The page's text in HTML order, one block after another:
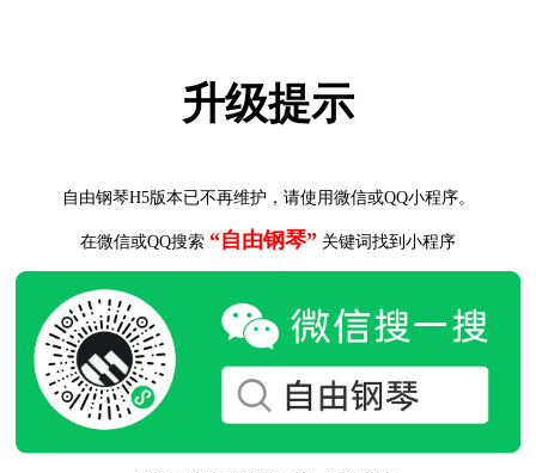
升级提示
自由钢琴H5版本已不再维护，请使用微信或QQ小程序。
在微信或QQ搜索 “自由钢琴” 关键词找到小程序